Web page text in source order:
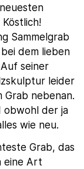
Sammelgrab
dem lieben
seiner
leider
Grab nebenan.
obwohl der ja
wie neu.
Grab, das
eine Art